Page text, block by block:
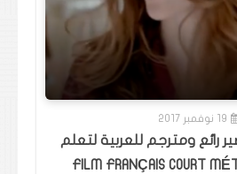
19 نوفمبر 2017
رائع ومترجم للعربية لتعلم